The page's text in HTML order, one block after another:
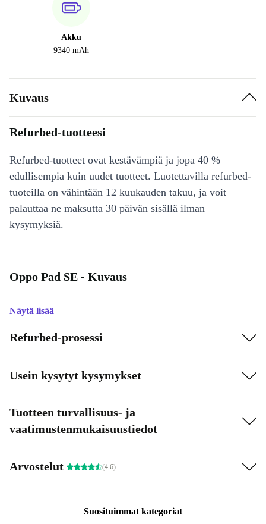
Akku
9340 mAh
Kuvaus
Refurbed-tuotteesi
Refurbed-tuotteet ovat kestävämpiä ja jopa 40 %
edullisempia kuin uudet tuotteet. Luotettavilla refurbed-
tuoteilla on vähintään 12 kuukauden takuu, ja voit
palauttaa ne maksutta 30 päivän sisällä ilman
kysymyksiä.
Oppo Pad SE - Kuvaus
Näytä lisää
Refurbed-prosessi
Usein kysytyt kysymykset
Tuotteen turvallisuus- ja
vaatimustenmukaisuustiedot
Arvostelut (4.6)
Suosituimmat kategoriat